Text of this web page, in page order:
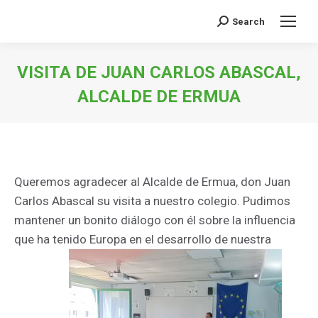
Buscar:
Search
VISITA DE JUAN CARLOS ABASCAL,
ALCALDE DE ERMUA
Queremos agradecer al Alcalde de Ermua, don Juan
Carlos Abascal su visita a nuestro colegio. Pudimos
mantener un bonito diálogo con él sobre la influencia
que ha tenido Europa en el desarrollo de nuestra